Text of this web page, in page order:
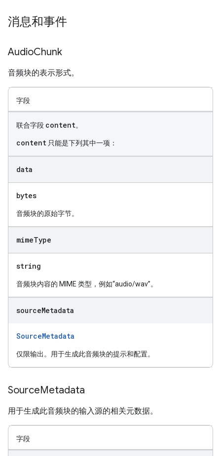
消息和事件
AudioChunk
音频块的表示形式。
字段
联合字段 content。
content 只能是下列其中一项：
data
bytes
音频块的原始字节。
mimeType
string
音频块内容的 MIME 类型，例如“audio/wav”。
sourceMetadata
SourceMetadata
仅限输出。用于生成此音频块的提示和配置。
SourceMetadata
用于生成此音频块的输入源的相关元数据。
字段